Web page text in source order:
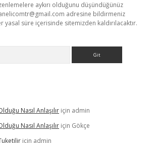
aykırı olduğunu düşündüğünüz
adresine bildirmeniz
yasal süre içerisinde sitemizden kaldırılacaktır.
Nasıl Anlaşılır için admin
Nasıl Anlaşılır için Gökçe
için admin